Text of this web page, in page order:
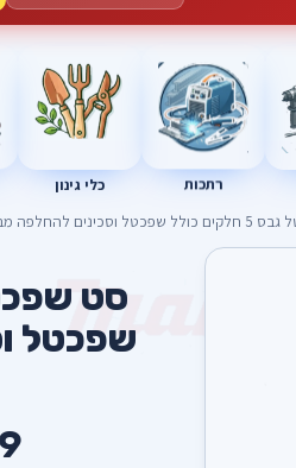
רתכות כלי גינון
להחלפה מבית סקורפיון
שפכטל